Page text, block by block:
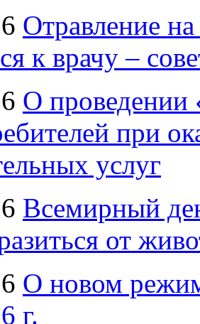
Отравление
к врачу –
О проведении
при
услуг
Всемирный
от
О новом
г.